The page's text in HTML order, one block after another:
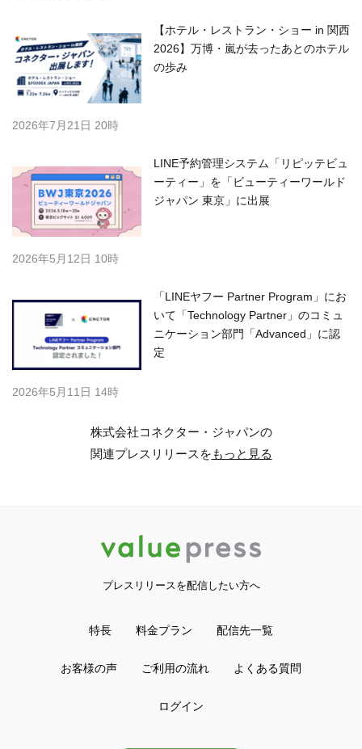
【ホテル・レストラン・ショー in 関西
2026】万博・嵐が去ったあとのホテル
の歩み
2026年7月21日 20時
LINE予約管理システム「リピッテビュ
ーティー」を「ビューティーワールド
ジャパン 東京」に出展
2026年5月12日 10時
「LINEヤフー Partner Program」にお
いて「Technology Partner」のコミュ
ニケーション部門「Advanced」に認
定
2026年5月11日 14時
株式会社コネクター・ジャパンの
関連プレスリリースをもっと見る
プレスリリースを配信したい方へ
特長 料金プラン 配信先一覧
お客様の声 ご利用の流れ よくある質問
ログイン